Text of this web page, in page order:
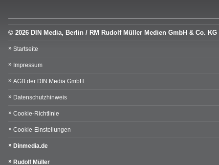
© 2026 DIN Media, Berlin / RM Rudolf Müller Medien GmbH & Co. KG
Startseite
Impressum
AGB der DIN Media GmbH
Datenschutzhinweis
Cookie-Richtlinie
Cookie-Einstellungen
Dinmedia.de
Rudolf Müller